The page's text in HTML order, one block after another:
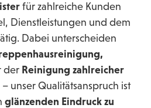
für zahlreiche Kunden
Dienstleistungen und dem
Dabei unterscheiden
der Reinigung zahlreicher
– unser Qualitätsanspruch ist
glänzenden Eindruck zu